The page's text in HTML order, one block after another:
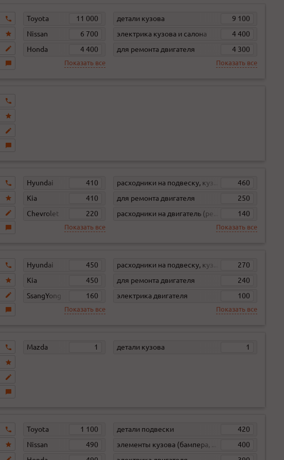
Toyota
11 000
Nissan
6 700
Honda
4 400
Показать все
детали кузова
9 100
электрика кузова и салона
4 400
для ремонта двигателя
4 300
Показать все
Hyundai
410
Kia
410
Chevrolet
220
Показать все
460
для ремонта двигателя
250
140
Показать все
Hyundai
450
Kia
450
SsangYong
160
Показать все
270
для ремонта двигателя
240
электрика двигателя
100
Показать все
Mazda 1 детали кузова 1
Toyota
1 100
Nissan
490
детали подвески
420
400